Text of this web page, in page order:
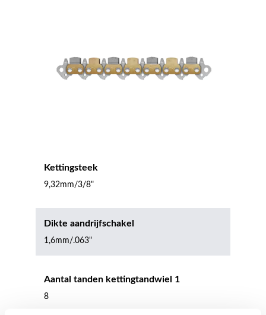
Kettingsteek
9,32mm/3/8"
Dikte aandrijfschakel
1,6mm/.063"
Aantal tanden kettingtandwiel 1
8